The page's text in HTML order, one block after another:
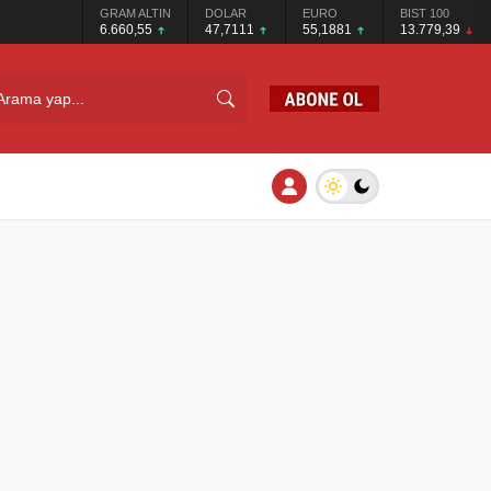
GRAM ALTIN
6.660,55
DOLAR
47,7111
EURO
55,1881
BIST 100
13.779,39